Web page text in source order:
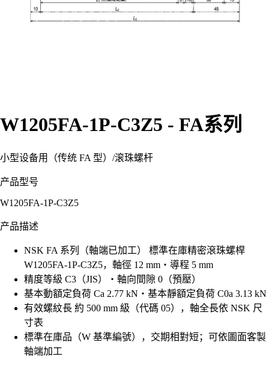
W1205FA-1P-C3Z5 - FA系列
小型设备用（传统 FA 型） /滚珠螺杆
产品型号
W1205FA-1P-C3Z5
产品描述
NSK FA 系列（軸端已加工） 標準在庫精密滾珠螺桿
W1205FA-1P-C3Z5，軸徑 12 mm・導程 5 mm
精度等級 C3（JIS）・軸向間隙 0（預壓）
基本動額定負荷 Ca 2.77 kN・基本靜額定負荷 C0a 3.13 kN
有效螺紋長 約 500 mm 級（代碼 05），軸全長依 NSK 尺
寸表
標準在庫品（W 基準編號），交期相對短；可依圖面客製
軸端加工